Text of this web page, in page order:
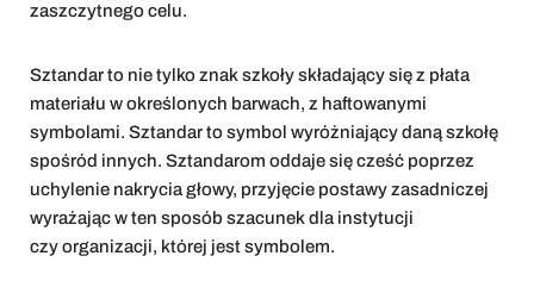
zaszczytnego celu.
Sztandar to nie tylko znak szkoły składający się z płata
materiału w określonych barwach, z haftowanymi
symbolami. Sztandar to symbol wyróżniający daną szkołę
spośród innych. Sztandarom oddaje się cześć poprzez
uchylenie nakrycia głowy, przyjęcie postawy zasadniczej
wyrażając w ten sposób szacunek dla instytucji
czy organizacji, której jest symbolem.